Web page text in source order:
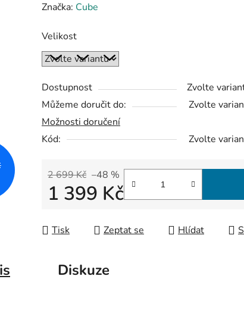
Značka: Cube
Velikost
Dostupnost
Zvolte
Můžeme doručit do:
Zvolte
Možnosti doručení
Kód:
Zvolte
2 699 Kč –48 %
1 399 Kč
Tisk Zeptat se Hlídat
Diskuze